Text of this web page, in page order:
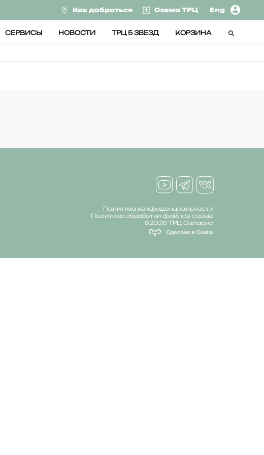
Как добраться Схема ТРЦ Eng
СЕРВИСЫ НОВОСТИ ТРЦ 5 ЗВЕЗД КОРЗИНА
Политика конфиденциальности
Политика обработки файлов cookie
©2026 ТРЦ Саларис